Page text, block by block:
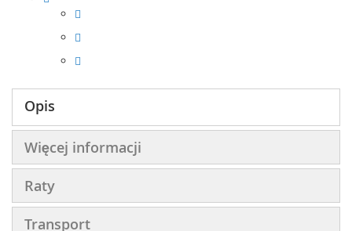
Opis
Więcej informacji
Raty
Transport